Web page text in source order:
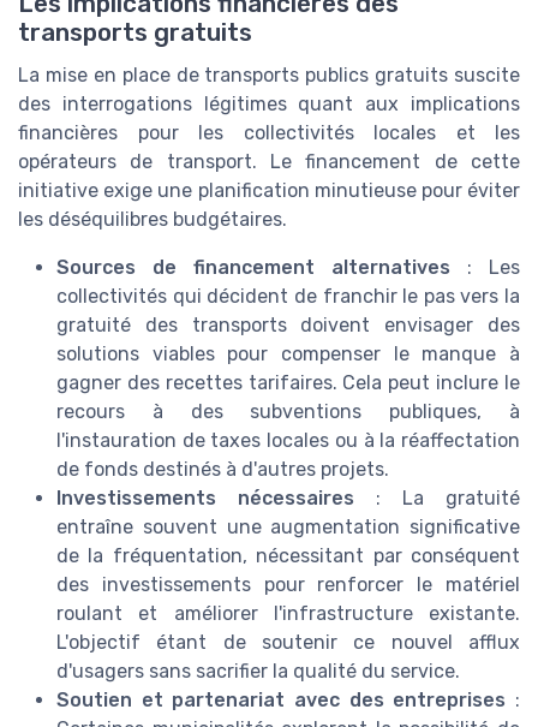
transports gratuits
La mise en place de transports publics gratuits suscite
des interrogations légitimes quant aux implications
financières pour les collectivités locales et les
opérateurs de transport. Le financement de cette
initiative exige une planification minutieuse pour éviter
les déséquilibres budgétaires.
Sources de financement alternatives : Les
collectivités qui décident de franchir le pas vers la
gratuité des transports doivent envisager des
solutions viables pour compenser le manque à
gagner des recettes tarifaires. Cela peut inclure le
recours à des subventions publiques, à
l'instauration de taxes locales ou à la réaffectation
de fonds destinés à d'autres projets.
Investissements nécessaires : La gratuité
entraîne souvent une augmentation significative
de la fréquentation, nécessitant par conséquent
des investissements pour renforcer le matériel
roulant et améliorer l'infrastructure existante.
L'objectif étant de soutenir ce nouvel afflux
d'usagers sans sacrifier la qualité du service.
Soutien et partenariat avec des entreprises :